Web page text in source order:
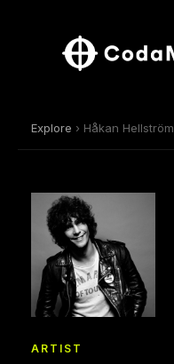
Explore › Håkan Hellström
ARTIST